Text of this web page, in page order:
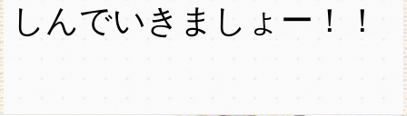
しんでいきましょー！！